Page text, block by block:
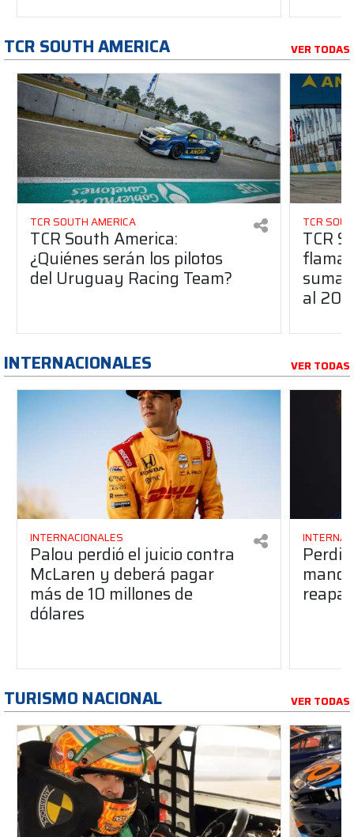
TCR SOUTH AMERICA VER TODAS
TCR SOUTH AMERICA
TCR South America:
¿Quiénes serán los pilotos
del Uruguay Racing Team?
TCR
TCR
suma
al
INTERNACIONALES VER TODAS
INTERNACIONALES
Palou perdió el juicio contra
McLaren y deberá pagar
más de 10 millones de
dólares
TURISMO NACIONAL VER TODAS